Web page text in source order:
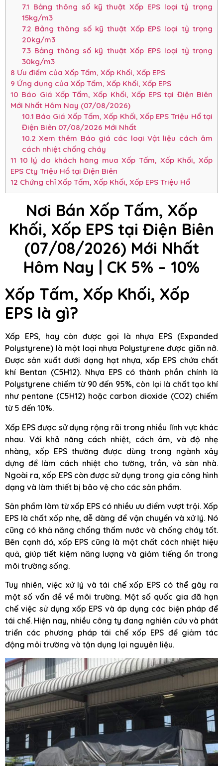
7.1 Bảng thông số kỹ thuật Xốp EPS loại tỷ trọng
15kg/m3
7.2 Bảng thông số kỹ thuật Xốp EPS loại tỷ trọng
20kg/m3
7.3Bảng thông số kỹ thuật Xốp EPS loại tỷ trọng
30kg/m3
8 Ưu điểm của Xốp Tấm, Xốp Khối, Xốp EPS
9 Ứng dụng của Xốp Tấm, Xốp Khối, Xốp EPS
10 Báo Giá Xốp Tấm, Xốp Khối, Xốp EPS tại Điện Biên
Mới Nhất Hôm Nay (07/08/2026)
10.1 Báo Giá Xốp Tấm, Xốp Khối, Xốp EPS Triệu Hổ tại
Điện Biên 07/08/2026 Mới Nhất
10.2 Xem thêm Báo giá các loại Vật liệu cách âm
cách nhiệt chống cháy
11 10 lý do khách hàng mua Xốp Tấm, Xốp Khối, Xốp
EPS Cty Triệu Hổ tại Điện Biên
12 Chứng chỉ Xốp Tấm, Xốp Khối, Xốp EPS Triệu Hổ
Nơi Bán Xốp Tấm, Xốp
Khối, Xốp EPS tại Điện Biên
(07/08/2026) Mới Nhất
Hôm Nay | CK 5% – 10%
Xốp Tấm, Xốp Khối, Xốp
EPS là gì?
Xốp EPS, hay còn được gọi là nhựa EPS (Expanded
Polystyrene) là một loại nhựa Polystyrene được giãn nở.
Được sản xuất dưới dạng hạt nhựa, xốp EPS chứa chất
khí Bentan (C5H12). Nhựa EPS có thành phần chính là
Polystyrene chiếm từ 90 đến 95%, còn lại là chất tạo khí
như pentane (C5H12) hoặc carbon dioxide (CO2) chiếm
từ 5 đến 10%.
Xốp EPS được sử dụng rộng rãi trong nhiều lĩnh vực khác
nhau. Với khả năng cách nhiệt, cách âm, và độ nhẹ
nhàng, xốp EPS thường được dùng trong ngành xây
dựng để làm cách nhiệt cho tường, trần, và sàn nhà.
Ngoài ra, xốp EPS còn được sử dụng trong gia công hình
dạng và làm thiết bị bảo vệ cho các sản phẩm.
Sản phẩm làm từ xốp EPS có nhiều ưu điểm vượt trội. Xốp
EPS là chất xốp nhẹ, dễ dàng để vận chuyển và xử lý. Nó
cũng có khả năng chống thấm nước và chống cháy tốt.
Bên cạnh đó, xốp EPS cũng là một chất cách nhiệt hiệu
quả, giúp tiết kiệm năng lượng và giảm tiếng ồn trong
môi trường sống.
Tuy nhiên, việc xử lý và tái chế xốp EPS có thể gây ra
một số vấn đề về môi trường. Một số quốc gia đã hạn
chế việc sử dụng xốp EPS và áp dụng các biện pháp để
tái chế. Hiện nay, nhiều công ty đang nghiên cứu và phát
triển các phương pháp tái chế xốp EPS để giảm tác
động môi trường và tận dụng lại nguyên liệu.